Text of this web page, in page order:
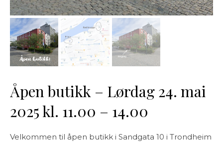
Åpen butikk – Lørdag 24. mai
2025 kl. 11.00 – 14.00
Velkommen til åpen butikk i Sandgata 10 i Trondheim